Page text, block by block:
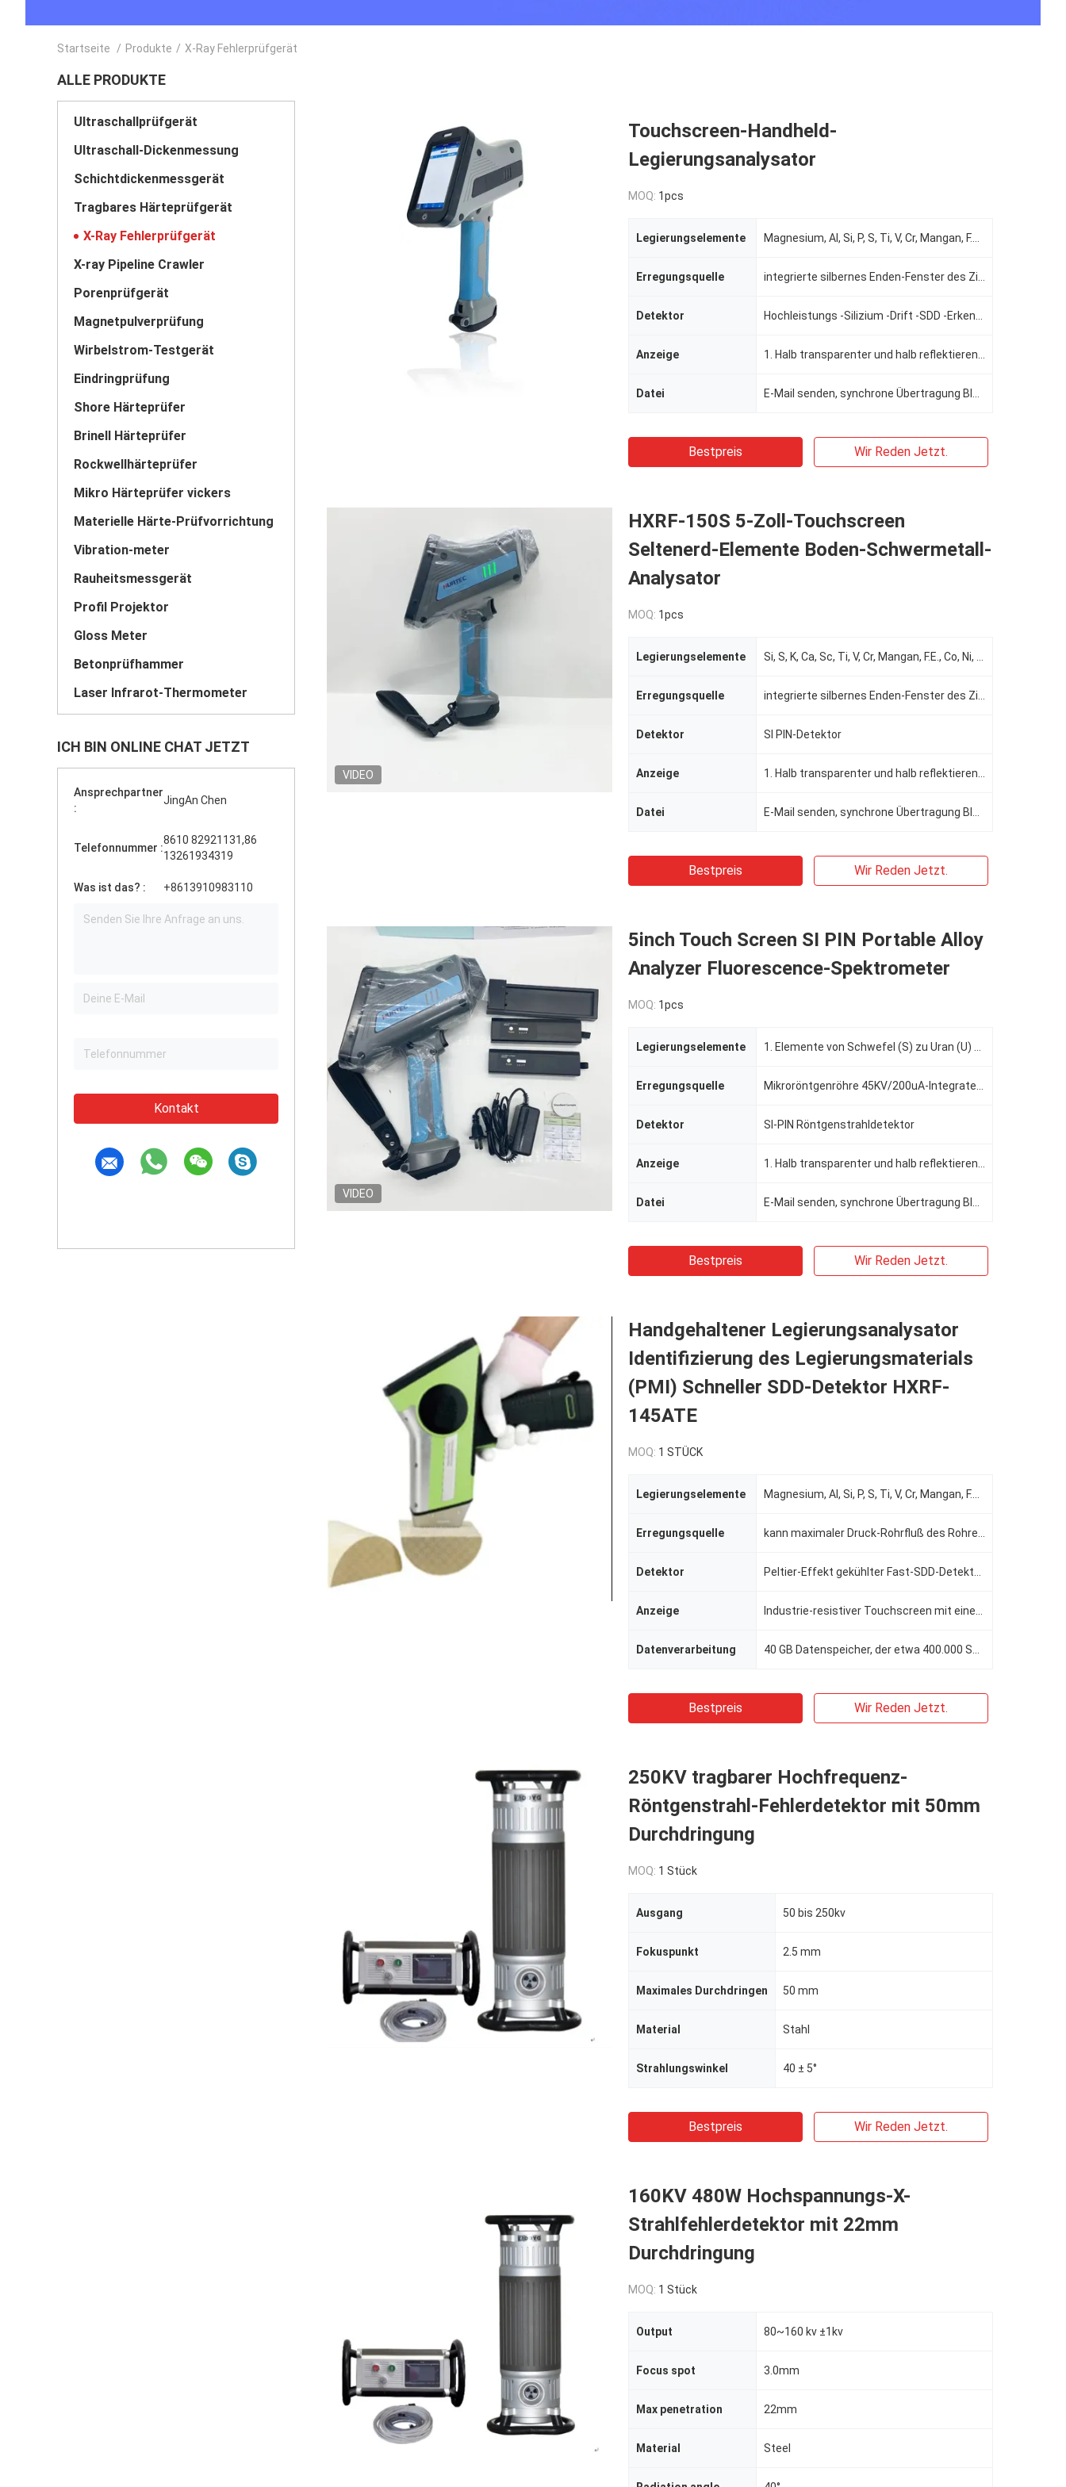
Startseite / Produkte / X-Ray Fehlerprüfgerät
ALLE PRODUKTE
Ultraschallprüfgerät
Ultraschall-Dickenmessung
Schichtdickenmessgerät
Tragbares Härteprüfgerät
X-Ray Fehlerprüfgerät
X-ray Pipeline Crawler
Porenprüfgerät
Magnetpulverprüfung
Wirbelstrom-Testgerät
Eindringprüfung
Shore Härteprüfer
Brinell Härteprüfer
Rockwellhärteprüfer
Mikro Härteprüfer vickers
Materielle Härte-Prüfvorrichtung
Vibration-meter
Rauheitsmessgerät
Profil Projektor
Gloss Meter
Betonprüfhammer
Laser Infrarot-Thermometer
ICH BIN ONLINE CHAT JETZT
Ansprechpartner
:
JingAn Chen
Telefonnummer :
8610 82921131,86
13261934319
Was ist das? : +8613910983110
Kontakt
Touchscreen-Handheld-
Legierungsanalysator
MOQ: 1pcs
Legierungselemente
Erregungsquelle
Detektor
Anzeige
Datei
Bestpreis Wir Reden Jetzt.
VIDEO
HXRF-150S 5-Zoll-Touchscreen
Seltenerd-Elemente Boden-Schwermetall-
Analysator
MOQ: 1pcs
Legierungselemente
Erregungsquelle
Detektor SI PIN-Detektor
Anzeige
Datei
Bestpreis Wir Reden Jetzt.
VIDEO
5inch Touch Screen SI PIN Portable Alloy
Analyzer Fluorescence-Spektrometer
MOQ: 1pcs
Legierungselemente
Erregungsquelle
Detektor SI-PIN Röntgenstrahldetektor
Anzeige
Datei
Bestpreis Wir Reden Jetzt.
Handgehaltener Legierungsanalysator
Identifizierung des Legierungsmaterials
(PMI) Schneller SDD-Detektor HXRF-
145ATE
MOQ: 1 STÜCK
Legierungselemente
Erregungsquelle
Detektor
Anzeige
Datenverarbeitung
Bestpreis Wir Reden Jetzt.
250KV tragbarer Hochfrequenz-
Röntgenstrahl-Fehlerdetektor mit 50mm
Durchdringung
MOQ: 1 Stück
Ausgang 50 bis 250kv
Fokuspunkt 2.5 mm
Maximales Durchdringen 50 mm
Material Stahl
Strahlungswinkel 40 ± 5°
Bestpreis Wir Reden Jetzt.
160KV 480W Hochspannungs-X-
Strahlfehlerdetektor mit 22mm
Durchdringung
MOQ: 1 Stück
Output 80~160 kv ±1kv
Focus spot 3.0mm
Max penetration 22mm
Material Steel